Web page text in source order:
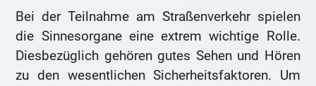
Bei der Teilnahme am Straßenverkehr spielen
die Sinnesorgane eine extrem wichtige Rolle.
Diesbezüglich gehören gutes Sehen und Hören
zu den wesentlichen Sicherheitsfaktoren. Um